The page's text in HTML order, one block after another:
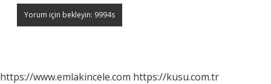
https://www.emlakincele.com https://kusu.com.tr